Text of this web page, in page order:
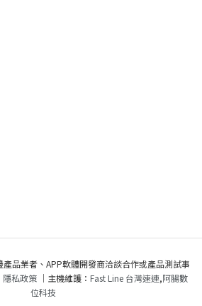
品業者、APP軟體開發商洽談合作或產品測試事
隱私政策｜主機維護： Fast Line 台灣速連,阿腸數
位科技